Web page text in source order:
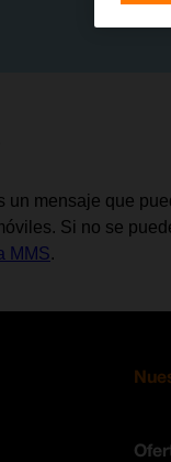
un mensaje que
Si no se
MMS.